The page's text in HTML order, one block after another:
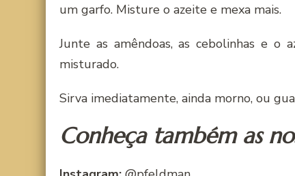
um garfo. Misture o azeite e mexa mais.
Junte as amêndoas, as cebolinhas e
misturado.
Sirva imediatamente, ainda morno, ou
Conheça também as